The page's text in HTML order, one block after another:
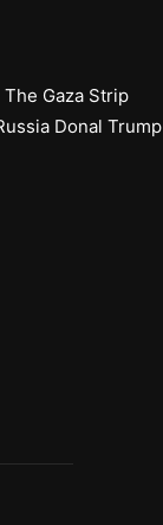
The Gaza Strip
Donal Trump